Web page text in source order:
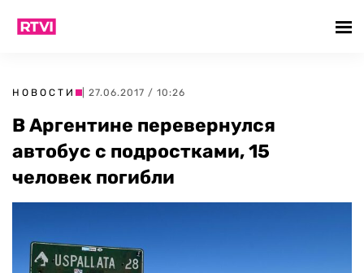
НОВОСТИ | 27.06.2017 / 10:26
В Аргентине перевернулся
автобус с подростками, 15
человек погибли